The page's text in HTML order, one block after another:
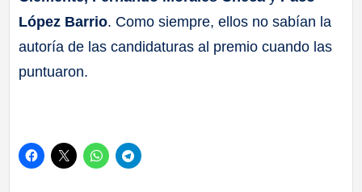
López Barrio. Como siempre, ellos no sabían la
autoría de las candidaturas al premio cuando las
puntuaron.